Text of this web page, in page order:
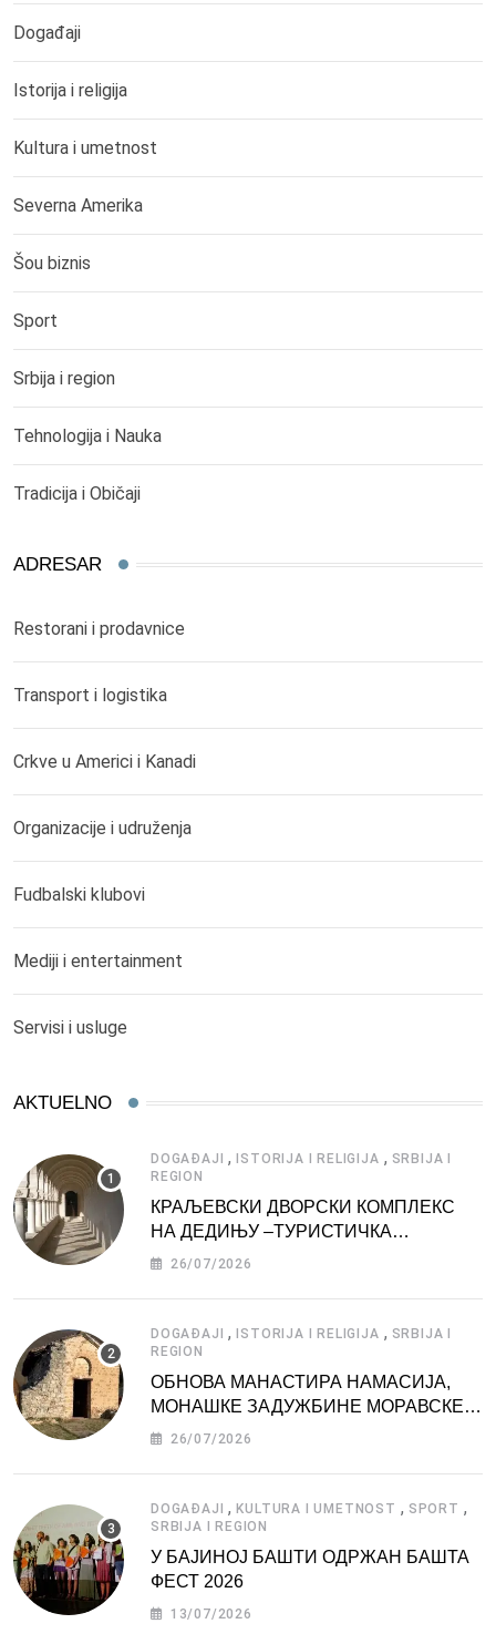
Događaji
Istorija i religija
Kultura i umetnost
Severna Amerika
Šou biznis
Sport
Srbija i region
Tehnologija i Nauka
Tradicija i Običaji
ADRESAR
Restorani i prodavnice
Transport i logistika
Crkve u Americi i Kanadi
Organizacije i udruženja
Fudbalski klubovi
Mediji i entertainment
Servisi i usluge
AKTUELNO
DOGAĐAJI , ISTORIJA I RELIGIJA , SRBIJA I
REGION
КРАЉЕВСКИ ДВОРСКИ КОМПЛЕКС
НА ДЕДИЊУ –ТУРИСТИЧКА
АТРАКЦИЈА
26/07/2026
DOGAĐAJI , ISTORIJA I RELIGIJA , SRBIJA I
REGION
ОБНОВА МАНАСТИРА НАМАСИЈА,
МОНАШКЕ ЗАДУЖБИНЕ МОРАВСКЕ
СРБИЈЕ
26/07/2026
DOGAĐAJI ,KULTURA I UMETNOST , SPORT ,
SRBIJA I REGION
У БАЈИНОЈ БАШТИ ОДРЖАН БАШТА
ФЕСТ 2026
13/07/2026